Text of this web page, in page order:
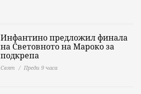
Инфантино предложил финала
на Световното на Мароко за
подкрепа
Свят Преди 9 часа